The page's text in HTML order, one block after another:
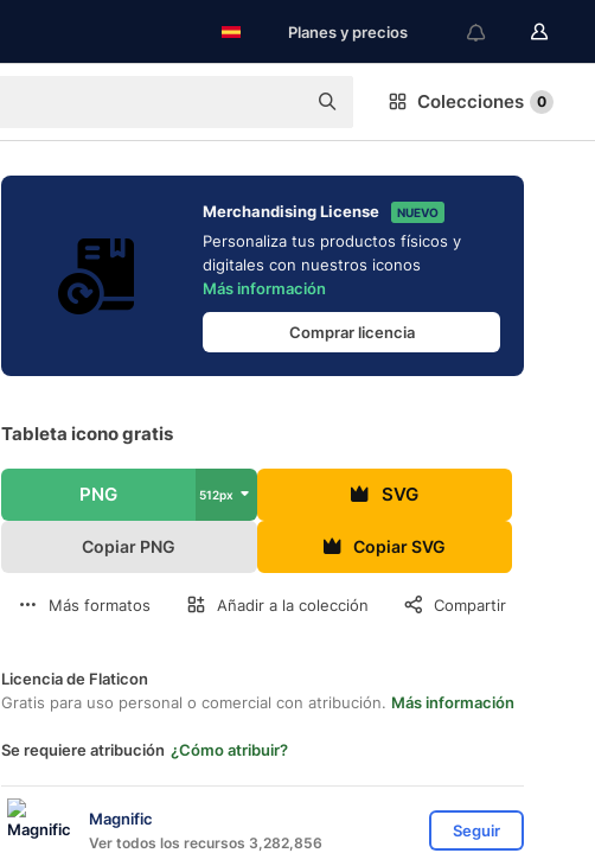
Planes y precios
Colecciones 0
Merchandising License NUEVO
Personaliza tus productos físicos y
digitales con nuestros iconos
Más información
Comprar licencia
Tableta icono gratis
PNG 512px SVG
Copiar PNG Copiar SVG
Más formatos Añadir a la colección Compartir
Licencia de Flaticon
Gratis para uso personal o comercial con atribución. Más información
Se requiere atribución ¿Cómo atribuir?
Magnific
Ver todos los recursos 3,282,856
Seguir